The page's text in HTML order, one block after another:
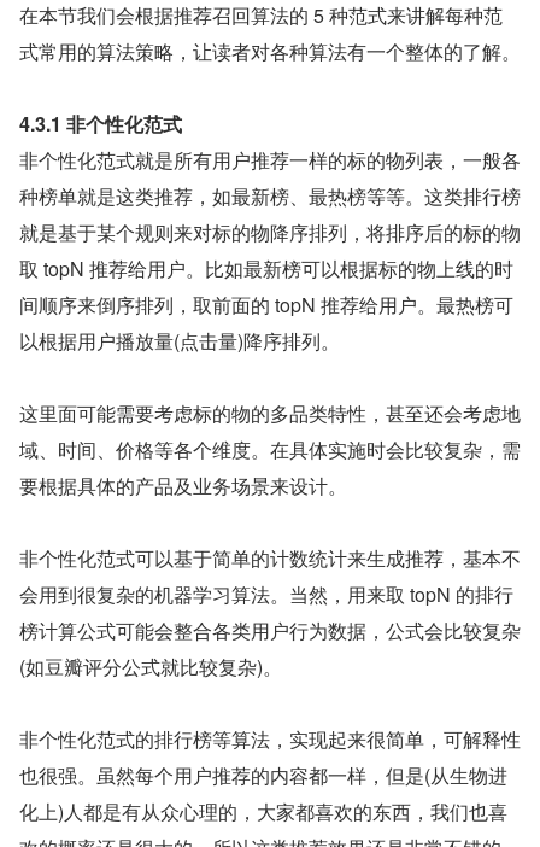
在本节我们会根据推荐召回算法的 5 种范式来讲解每种范
式常用的算法策略，让读者对各种算法有一个整体的了解。
4.3.1 非个性化范式
非个性化范式就是所有用户推荐一样的标的物列表，一般各
种榜单就是这类推荐，如最新榜、最热榜等等。这类排行榜
就是基于某个规则来对标的物降序排列，将排序后的标的物
取 topN 推荐给用户。比如最新榜可以根据标的物上线的时
间顺序来倒序排列，取前面的 topN 推荐给用户。最热榜可
以根据用户播放量(点击量)降序排列。
这里面可能需要考虑标的物的多品类特性，甚至还会考虑地
域、时间、价格等各个维度。在具体实施时会比较复杂，需
要根据具体的产品及业务场景来设计。
非个性化范式可以基于简单的计数统计来生成推荐，基本不
会用到很复杂的机器学习算法。当然，用来取 topN 的排行
榜计算公式可能会整合各类用户行为数据，公式会比较复杂
(如豆瓣评分公式就比较复杂)。
非个性化范式的排行榜等算法，实现起来很简单，可解释性
也很强。虽然每个用户推荐的内容都一样，但是(从生物进
化上)人都是有从众心理的，大家都喜欢的东西，我们也喜